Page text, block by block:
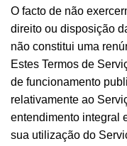
O facto de não
direito ou disposição
não constitui uma
Estes Termos de
de funcionamento
relativamente ao
entendimento integral
sua utilização do